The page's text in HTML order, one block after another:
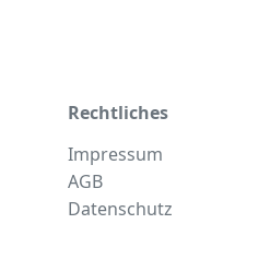
Rechtliches
Impressum
AGB
Datenschutz